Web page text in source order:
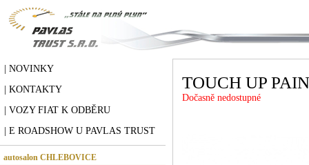
| NOVINKY
| KONTAKTY
| VOZY FIAT K ODBĚRU
| E ROADSHOW U PAVLAS TRUST
autosalon CHLEBOVICE
TOUCH UP
Dočasně nedostupné